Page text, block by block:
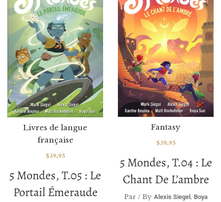
5 Mondes, T.05 : Le
Portail Émeraude
Livres de langue
française
$39.95
5 Mondes, T.04 : Le
Chant De L’ambre
Fantasy
$39.95
Par / By Alexis Siegel, Boya